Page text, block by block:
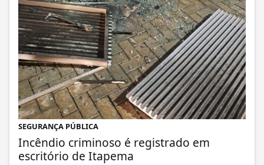
SEGURANÇA PÚBLICA
Incêndio criminoso é registrado em
escritório de Itapema